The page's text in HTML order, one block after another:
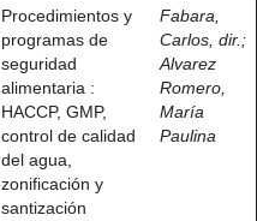
Procedimientos y
programas de
seguridad
alimentaria :
HACCP, GMP,
control de calidad
del agua,
zonificación y
santización
Fabara,
Carlos, dir. ;
Alvarez
Romero,
María
Paulina